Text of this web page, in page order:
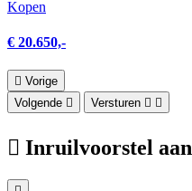
Kopen
€ 20.650,-
Vorige
Volgende
Versturen
Inruilvoorstel